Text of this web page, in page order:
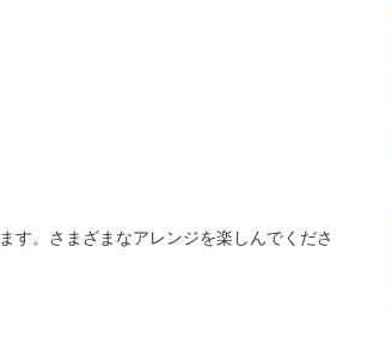
す。さまざまなアレンジを楽しんでくださ